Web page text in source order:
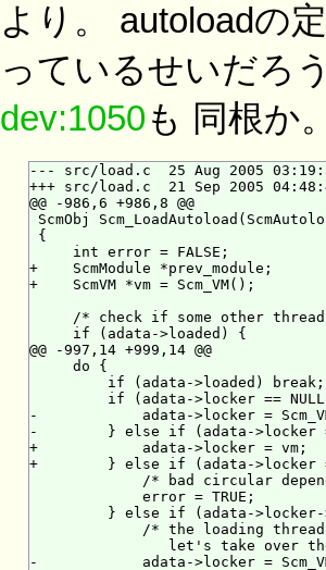
より。 autoloadの
っているせいだろ
dev:1050も 同根か
--- src/load.c  25 Aug 2005
+++ src/load.c  21 Sep 2005
@@ -986,6 +986,8 @@
ScmObj
{
     int error = FALSE;
+    ScmModule *prev_module;
+    ScmVM *vm = Scm_VM();
/* check if some other
     if (adata->loaded) {
@@ -997,14 +999,14 @@
     do {
         if (adata->loaded) break;
if (adata->locker ==
-            adata->locker =
-        } else if (adata->locker
+            adata->locker = vm;
+        } else if (adata->locker
/* bad circular
             error = TRUE;
} else if (adata-
/* the loading
let's take over
-            adata->locker =